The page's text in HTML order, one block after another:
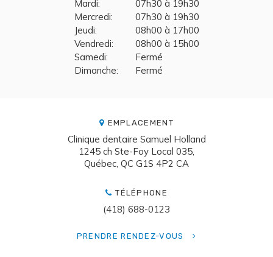
Mardi:
07h30 à 19h30
Mercredi:
07h30 à 19h30
Jeudi:
08h00 à 17h00
Vendredi:
08h00 à 15h00
Samedi:
Fermé
Dimanche:
Fermé
EMPLACEMENT
Clinique dentaire Samuel Holland
1245 ch Ste-Foy Local 035
Québec QC G1S 4P2 CA
TÉLÉPHONE
(418) 688-0123
PRENDRE RENDEZ-VOUS